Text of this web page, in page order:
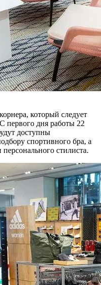
который следует
первого дня работы 22
доступны
спортивного бра, а
персонального стилиста.